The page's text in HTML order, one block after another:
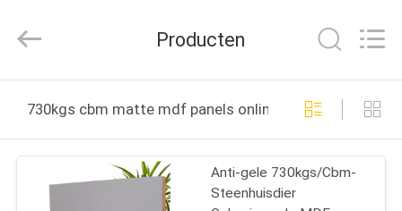
PRODUCTEN
Decorating
material
Rights
Producten
730kgs cbm matte mdf panels online fabricage
Anti-gele 730kgs/Cbm-
Steenhuisdier